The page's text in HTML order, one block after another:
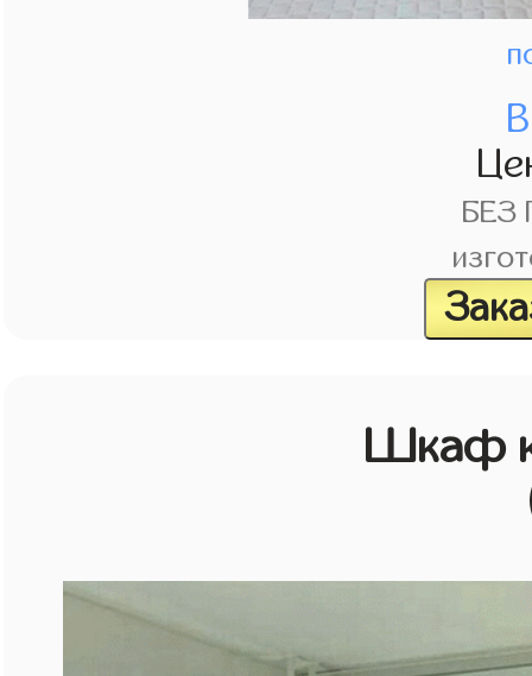
БЕЗ
Шкаф